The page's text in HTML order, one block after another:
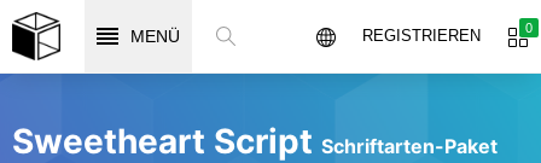
MENÜ 0
REGISTRIEREN
Sweetheart Script Schriftarten-Paket